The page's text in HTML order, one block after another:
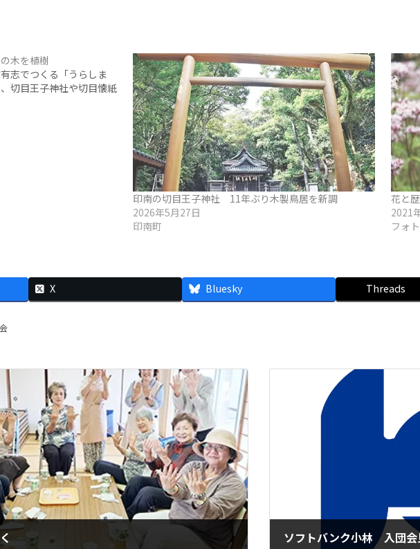
木を植樹
志でつくる「うらしま
切目王子神社や切目懐紙
印南の切目王子神社 11年ぶり木製鳥居を新調
2026年5月27日
印南町
花と
2021
フォ
X Bluesky Threads
ソフトバンク小林 入団会